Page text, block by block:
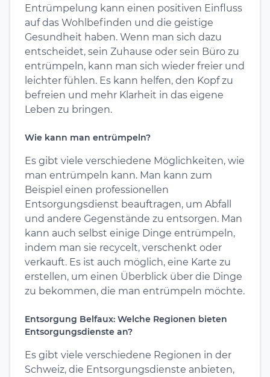
Entrümpelung kann einen positiven Einfluss
auf das Wohlbefinden und die geistige
Gesundheit haben. Wenn man sich dazu
entscheidet, sein Zuhause oder sein Büro zu
entrümpeln, kann man sich wieder freier und
leichter fühlen. Es kann helfen, den Kopf zu
befreien und mehr Klarheit in das eigene
Leben zu bringen.
Wie kann man entrümpeln?
Es gibt viele verschiedene Möglichkeiten, wie
man entrümpeln kann. Man kann zum
Beispiel einen professionellen
Entsorgungsdienst beauftragen, um Abfall
und andere Gegenstände zu entsorgen. Man
kann auch selbst einige Dinge entrümpeln,
indem man sie recycelt, verschenkt oder
verkauft. Es ist auch möglich, eine Karte zu
erstellen, um einen Überblick über die Dinge
zu bekommen, die man entrümpeln möchte.
Entsorgung Belfaux: Welche Regionen bieten
Entsorgungsdienste an?
Es gibt viele verschiedene Regionen in der
Schweiz, die Entsorgungsdienste anbieten,